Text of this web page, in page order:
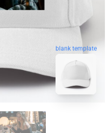
blank template